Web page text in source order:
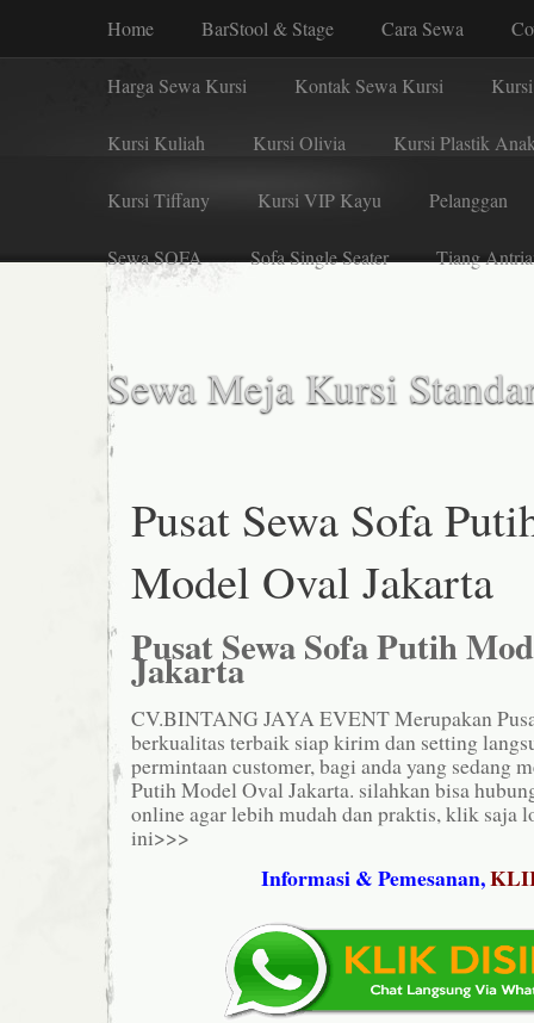
Home BarStool & Stage Cara Sewa
Harga Sewa Kursi Kontak Sewa Kursi
Kursi Kuliah Kursi Olivia Kursi Plastik
Kursi Tiffany Kursi VIP Kayu Pelanggan
Sewa SOFA Sofa Single Seater Tiang
Sewa Meja Kursi
Pusat Sewa Sofa
Model Oval Jakarta
Pusat Sewa Sofa Putih
Jakarta
CV.BINTANG JAYA EVENT Merupakan
berkualitas terbaik siap kirim dan setting
permintaan customer, bagi anda yang sedang
Putih Model Oval Jakarta. silahkan bisa
online agar lebih mudah dan praktis, klik saja
ini>>>
Informasi & Pemesanan,